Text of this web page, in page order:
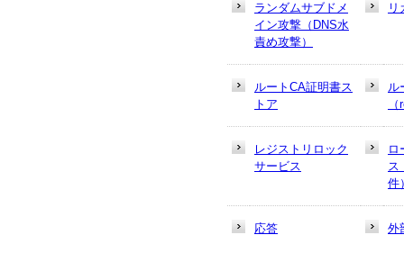
ランダムサブドメ
イン攻撃（DNS水
責め攻撃）
リ
ルートCA証明書ス
トア
ル
レジストリロック
サービス
ロ
ス
件
応答 外